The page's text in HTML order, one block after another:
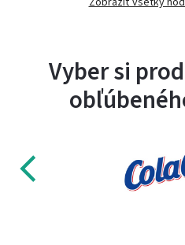
Vyber si